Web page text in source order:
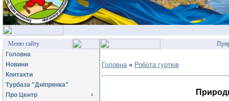
Меню сайту
Головна
Новини
Контакти
Турбаза "Дніпрянка"
Про Центр
Головна» Робота гуртків